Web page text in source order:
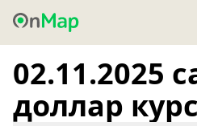
02.11.2025
доллар